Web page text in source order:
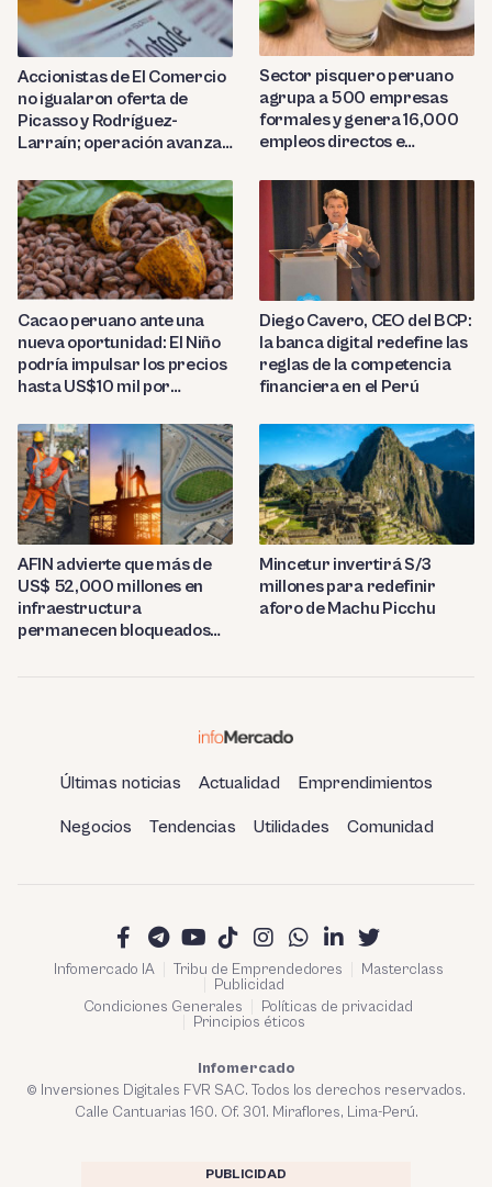
Accionistas de El Comercio
no igualaron oferta de
Picasso y Rodríguez-
Larraín; operación avanza
Sector pisquero peruano
agrupa a 500 empresas
formales y genera 16,000
empleos directos e
Cacao peruano ante una
nueva oportunidad: El Niño
podría impulsar los precios
hasta US$10 mil por
Diego Cavero, CEO del BCP:
la banca digital redefine las
reglas de la competencia
financiera en el Perú
AFIN advierte que más de
US$ 52,000 millones en
infraestructura
permanecen bloqueados
Mincetur invertirá S/3
millones para redefinir
aforo de Machu Picchu
Últimas noticias Actualidad Emprendimientos
Negocios Tendencias Utilidades Comunidad
Infomercado IA Tribu de Emprendedores
Masterclass
Publicidad
Condiciones Generales
Políticas de privacidad
Principios éticos
Infomercado
© Inversiones Digitales FVR SAC. Todos los derechos reservados.
Calle Cantuarias 160. Of. 301. Miraflores, Lima-Perú.
PUBLICIDAD